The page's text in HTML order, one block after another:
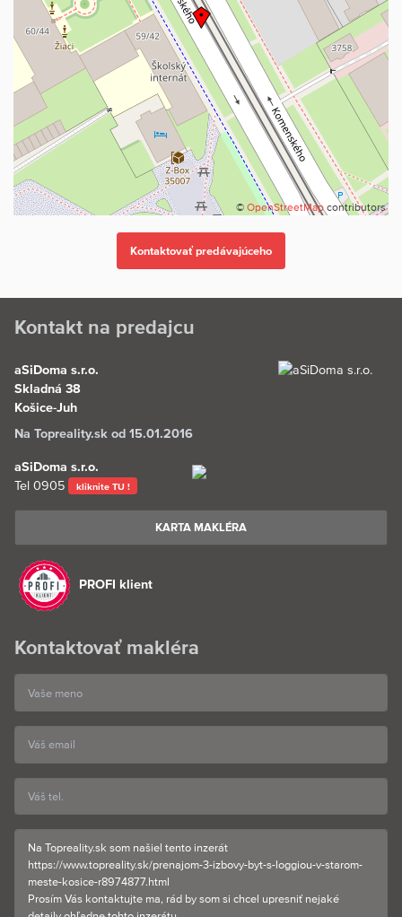
© OpenStreetMapcontributors
Kontakt na predajcu
aSiDoma s.r.o.
Skladná 38
Košice-Juh
Na Topreality.sk od 15.01.2016
aSiDoma s.r.o.
Tel 0905 kliknite TU !
KARTA MAKLÉRA
PROFI klient
Kontaktovať makléra